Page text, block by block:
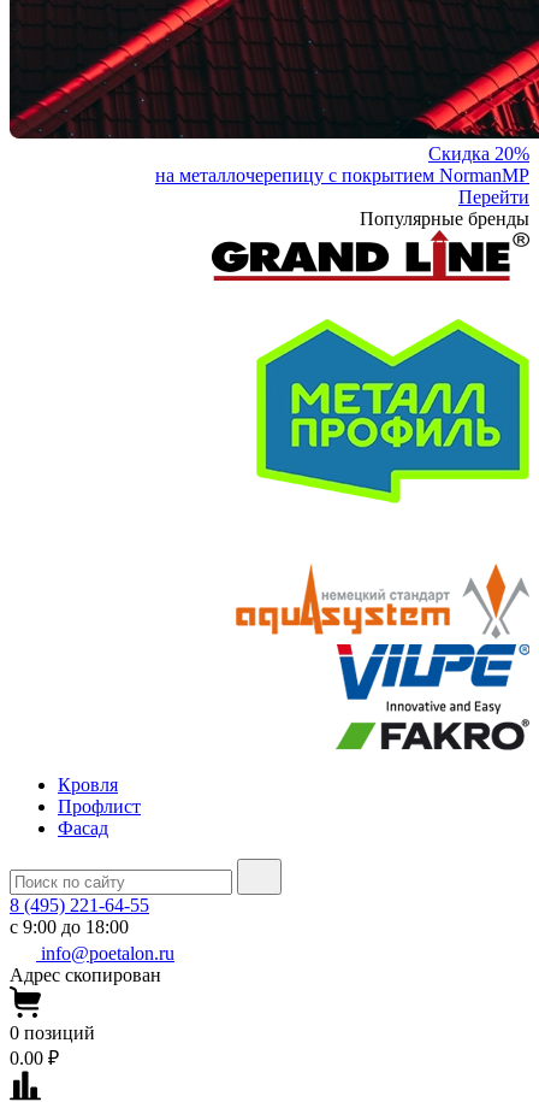
Скидка 20%
на металлочерепицу с покрытием NormanMP
Перейти
Популярные бренды
Кровля
Профлист
Фасад
8 (495) 221-64-55
с 9:00 до 18:00
info@poetalon.ru
Адрес скопирован
0 позиций
0.00 ₽